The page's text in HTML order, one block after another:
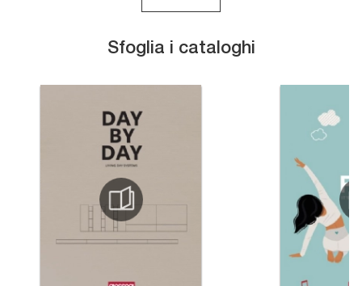
Sfoglia i cataloghi